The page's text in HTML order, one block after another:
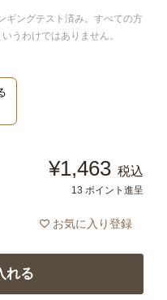
ギングテスト済み。すべての方
うわけではありません。
¥1,463 税込
13 ポイント進呈
お気に入り登録
れる